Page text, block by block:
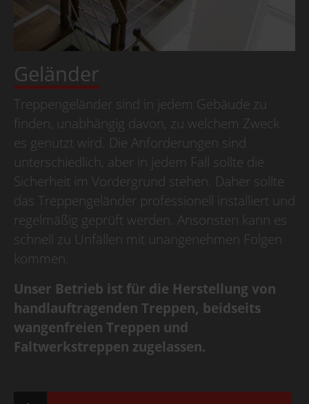
Geländer
Treppengeländer sind in jedem Gebäude zu
finden, unabhängig davon, zu welchem Zweck
es genutzt wird. Die Anforderungen sind
unterschiedlich, aber in jedem Fall sollte die
Sicherheit im Vordergrund stehen. Daher sollte
das Treppengeländer professionell installiert und
regelmäßig geprüft werden. Ansonsten kann es
schnell zu Unfällen mit unangenehmen Folgen
kommen.
Unser Betrieb ist für die Herstellung von
handlauftragenden Treppen, beidseits
wangenfreien Treppen und
Faltwerkstreppen zugelassen.